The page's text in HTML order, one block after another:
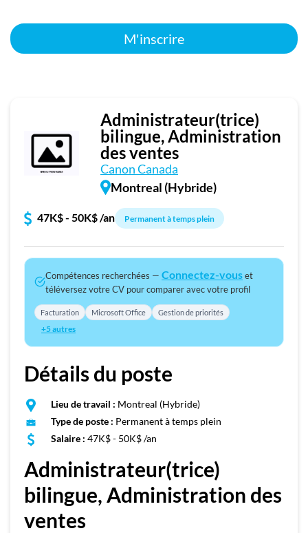
M'inscrire
Administrateur(trice)
bilingue, Administration
des ventes
Canon Canada
Montreal (Hybride)
47K$ - 50K$ /an Permanent à temps plein
Compétences recherchées — Connectez-vouset
téléversez votre CV pour comparer avec votre profil
Facturation Microsoft Office Gestion de priorités
+5 autres
Détails du poste
Lieu de travail : Montreal (Hybride)
Type de poste : Permanent à temps plein
Salaire : 47K$ - 50K$ /an
Administrateur(trice)
bilingue, Administration des
ventes